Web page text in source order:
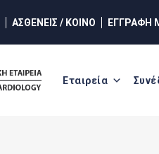
ΑΣΘΕΝΕΙΣ / ΚΟΙΝΟ ΕΓΓΡΑΦΗ
Εταιρεία